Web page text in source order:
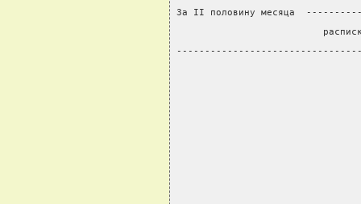
За II половину месяца